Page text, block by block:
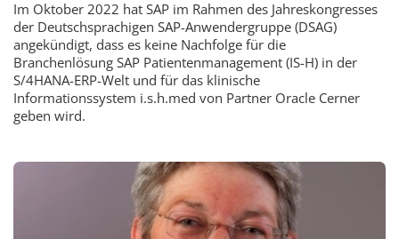
Im Oktober 2022 hat SAP im Rahmen des Jahreskongresses
der Deutschsprachigen SAP-Anwendergruppe (DSAG)
angekündigt, dass es keine Nachfolge für die
Branchenlösung SAP Patientenmanagement (IS-H) in der
S/4HANA-ERP-Welt und für das klinische
Informationssystem i.s.h.med von Partner Oracle Cerner
geben wird.